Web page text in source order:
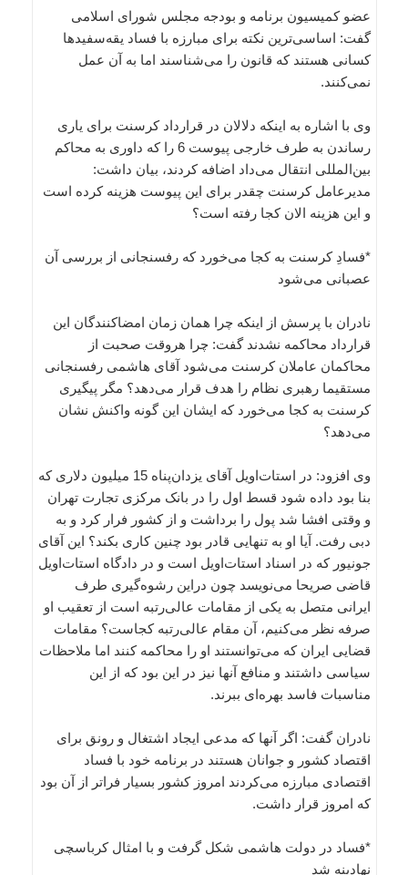
عضو کمیسیون برنامه و بودجه مجلس شورای اسلامی
گفت: اساسی‌ترین نکته برای مبارزه با فساد یقه‌سفیدها
کسانی هستند که قانون را می‌‌شناسند اما به آن عمل
نمی‌کنند.
وی با اشاره به اینکه دلالان در قرارداد کرسنت برای یاری
رساندن به طرف خارجی پیوست 6 را که داوری به محاکم
بین‌المللی انتقال می‌داد اضافه کردند، بیان داشت:
مدیرعامل کرسنت چقدر برای این پیوست هزینه کرده است
و این هزینه الان کجا رفته است؟
*فسادِ کرسنت به کجا می‌خورد که رفسنجانی از بررسی آن
عصبانی می‌شود
نادران با پرسش از اینکه چرا همان زمان امضاکنندگان این
قرارداد محاکمه نشدند گفت: چرا هروقت صحبت از
محاکمان عاملان کرسنت می‌شود آقای هاشمی رفسنجانی
مستقیما رهبری نظام را هدف قرار می‌دهد؟ مگر پیگیری
کرسنت به کجا می‌خورد که ایشان این گونه واکنش نشان
می‌دهد؟
وی افزود: در استات‌اویل آقای یزدان‌پناه 15 میلیون دلاری که
بنا بود داده شود قسط اول را در بانک مرکزی تجارت تهران
و وقتی افشا شد پول را برداشت و از کشور فرار کرد و به
دبی رفت. آیا او به تنهایی قادر بود چنین کاری بکند؟ این آقای
جونیور که در اسناد استات‌اویل است و در دادگاه استات‌اویل
قاضی صریحا می‌نویسد چون دراین رشوه‌گیری طرف
ایرانی متصل به یکی از مقامات عالی‌رتبه است از تعقیب او
صرفه نظر می‌کنیم، آن مقام عالی‌رتبه کجاست؟ مقامات
قضایی ایران که می‌توانستند او را محاکمه کنند اما ملاحظات
سیاسی داشتند و منافع آنها نیز در این بود که از این
مناسبات فاسد بهره‌ای ببرند.
نادران گفت: اگر آنها که مدعی ایجاد اشتغال و رونق برای
اقتصاد کشور و جوانان هستند در برنامه خود با فساد
اقتصادی مبارزه می‌کردند امروز کشور بسیار فراتر از آن بود
که امروز قرار داشت.
*فساد در دولت هاشمی شکل گرفت و با امثال کرباسچی
نهادینه شد